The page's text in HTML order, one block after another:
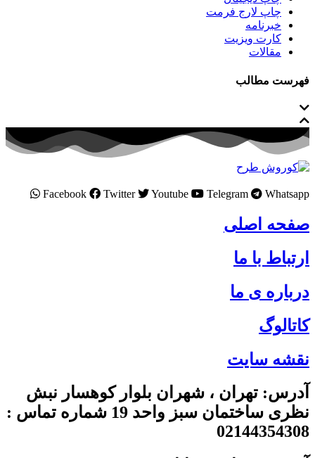
چاپ لارج فرمت
خبرنامه
کارت ویزیت
مقالات
فهرست مطالب
Facebook Twitter Youtube Telegram Whatsapp
صفحه اصلی
ارتباط با ما
درباره ی ما
کاتالوگ
نقشه سایت
آدرس: تهران ، شهران بلوار کوهسار نبش
نظری ساختمان سبز واحد 19 شماره تماس :
02144354308